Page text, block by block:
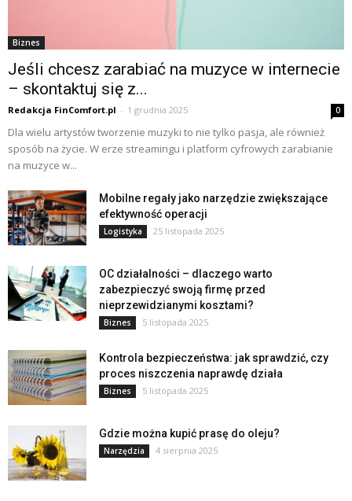
Biznes
Jeśli chcesz zarabiać na muzyce w internecie
– skontaktuj się z...
Redakcja FinComfort.pl - 1 grudnia 2025 0
Dla wielu artystów tworzenie muzyki to nie tylko pasja, ale również
sposób na życie. W erze streamingu i platform cyfrowych zarabianie
na muzyce w...
Mobilne regały jako narzędzie zwiększające
efektywność operacji
Logistyka 25 listopada 2025
OC działalności – dlaczego warto
zabezpieczyć swoją firmę przed
nieprzewidzianymi kosztami?
Biznes 5 listopada 2025
Kontrola bezpieczeństwa: jak sprawdzić, czy
proces niszczenia naprawdę działa
Biznes 5 listopada 2025
Gdzie można kupić prasę do oleju?
Narzędzia 4 sierpnia 2025